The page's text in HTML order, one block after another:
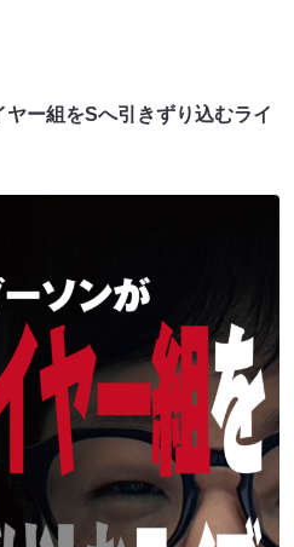
ー組をSへ引きずり込むライ